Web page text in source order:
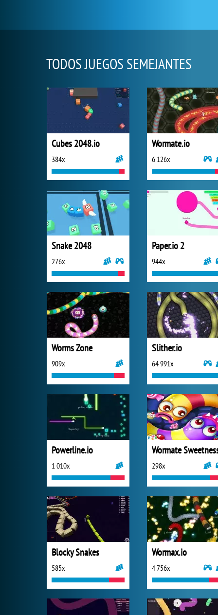
TODOS JUEGOS SEMEJANTES
Cubes 2048.io
384x
Wormate.io
6 126x
Snake 2048
276x
Paper.io 2
944x
Worms Zone
909x
Slither.io
64 991x
Powerline.io
1 010x
Wormate
298x
Blocky Snakes
585x
Wormax.io
4 756x